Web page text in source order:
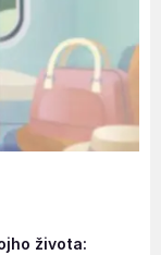
života: